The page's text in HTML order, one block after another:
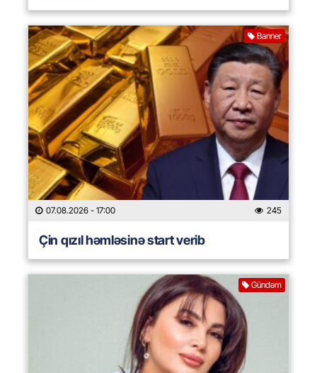
Banner
07.08.2026 - 17:00 245
Çin qızıl həmləsinə start verib
Gündəm